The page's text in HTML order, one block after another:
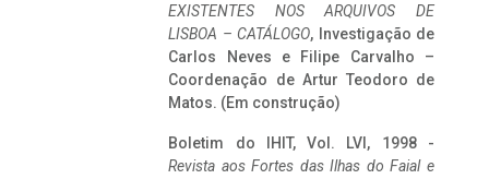
EXISTENTES NOS ARQUIVOS DE
LISBOA – CATÁLOGO, Investigação de
Carlos Neves e Filipe Carvalho –
Coordenação de Artur Teodoro de
Matos. (Em construção)
Boletim do IHIT, Vol. LVI, 1998 -
Revista aos Fortes das Ilhas do Faial e